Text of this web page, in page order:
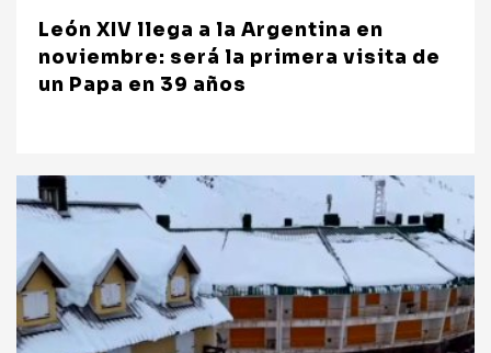
León XIV llega a la Argentina en
noviembre: será la primera visita de
un Papa en 39 años